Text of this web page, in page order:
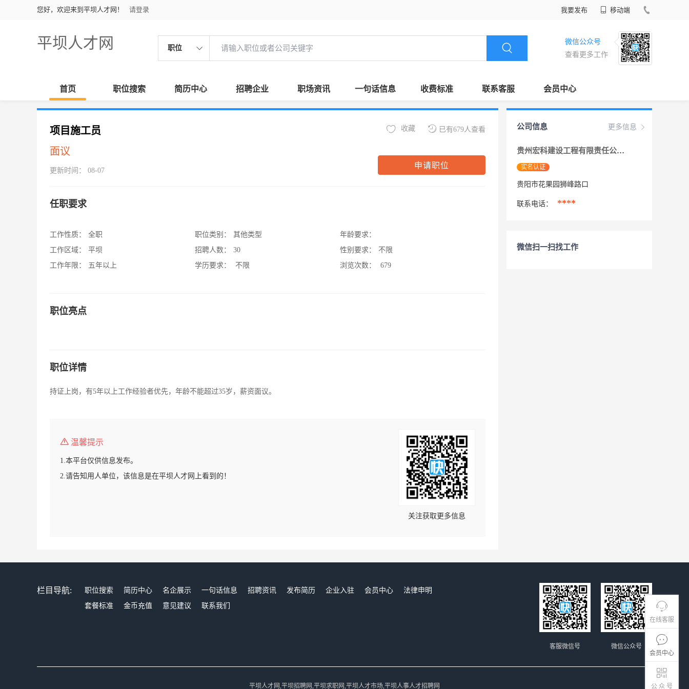
您好，欢迎来到平坝人才网！ 请登录 我要发布 移动端
平坝人才网 职位
微信公众号
查看更多工作
首页 职位搜索 简历中心 招聘企业 职场资讯 一句话信息 收费标准 联系客服 会员中心
在线客服
会员中心
公 众 号
项目施工员
面议
更新时间： 08-07
已有679人查看
收藏
申请职位
任职要求
工作性质：
全职
工作区域：
平坝
工作年限：
五年以上
职位类别：
其他类型
招聘人数：
30
学历要求：
不限
年龄要求：
性别要求：
不限
浏览次数：
679
职位亮点
职位详情
持证上岗，有5年以上工作经验者优先，年龄不能超过35岁，薪资面议。
温馨提示
1.本平台仅供信息发布。
2.请告知用人单位，该信息是在平坝人才网上看到的！
关注获取更多信息
更多信息
公司信息
贵州宏科建设工程有限责任公司
实名认证
贵阳市花果园狮峰路口
联系电话： ****
微信扫一扫找工作
栏目导航: 职位搜索 简历中心 名企展示 一句话信息 招聘资讯 发布简历 企业入驻 会员中心
法律申明
套餐标准
金币充值 意见建议 联系我们
微信公众号
客服微信号
平坝人才网,平坝招聘网,平坝求职网,平坝人才市场,平坝人事人才招聘网